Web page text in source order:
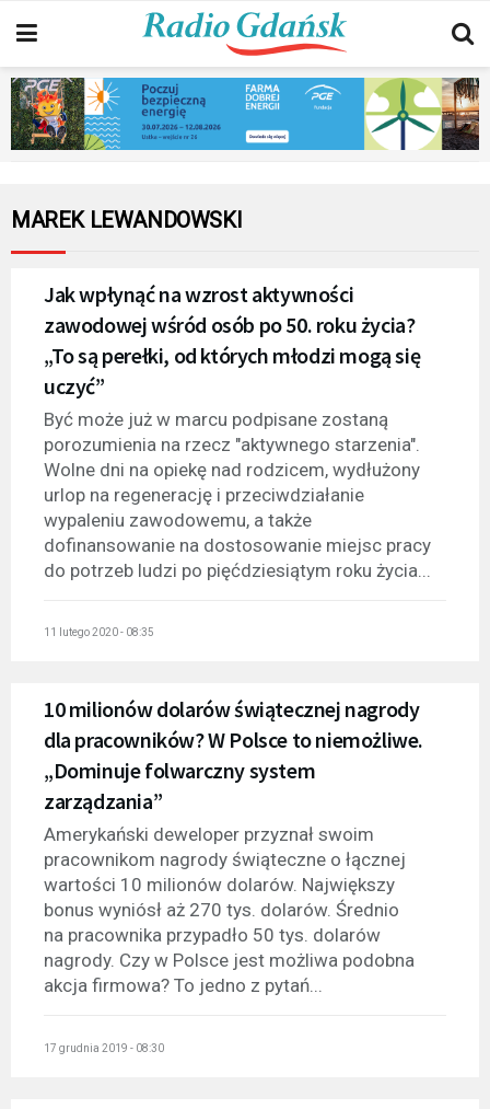
MAREK LEWANDOWSKI
Jak wpłynąć na wzrost aktywności
zawodowej wśród osób po 50. roku życia?
„To są perełki, od których młodzi mogą się
uczyć”
Być może już w marcu podpisane zostaną
porozumienia na rzecz "aktywnego starzenia".
Wolne dni na opiekę nad rodzicem, wydłużony
urlop na regenerację i przeciwdziałanie
wypaleniu zawodowemu, a także
dofinansowanie na dostosowanie miejsc pracy
do potrzeb ludzi po pięćdziesiątym roku życia...
11 lutego 2020 - 08:35
10 milionów dolarów świątecznej nagrody
dla pracowników? W Polsce to niemożliwe.
„Dominuje folwarczny system
zarządzania”
Amerykański deweloper przyznał swoim
pracownikom nagrody świąteczne o łącznej
wartości 10 milionów dolarów. Największy
bonus wyniósł aż 270 tys. dolarów. Średnio
na pracownika przypadło 50 tys. dolarów
nagrody. Czy w Polsce jest możliwa podobna
akcja firmowa? To jedno z pytań...
17 grudnia 2019 - 08:30